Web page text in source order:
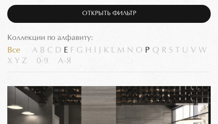
ОТКРЫТЬ ФИЛЬТР
Коллекции по алфавиту:
Все A B C D E F G H K L M N O P Q R S U V W
X Y Z 0-9 А-Я